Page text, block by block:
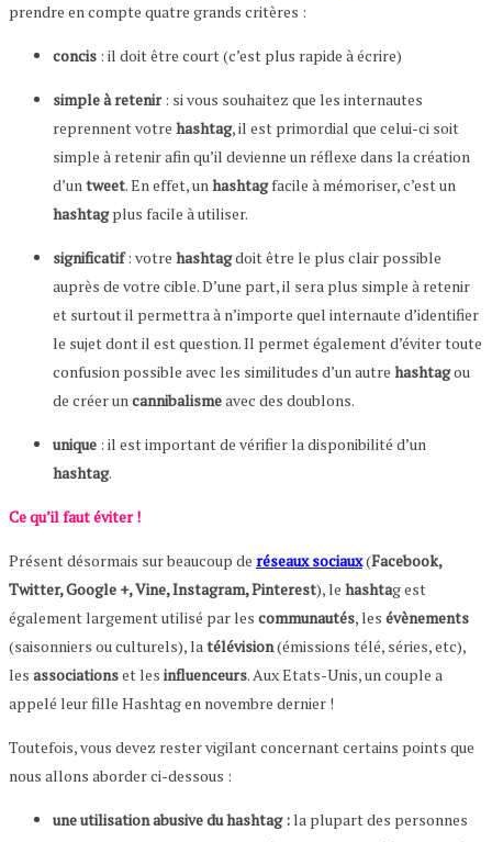
prendre en compte quatre grands critères :
concis : il doit être court (c’est plus rapide à écrire)
simple à retenir: si vous souhaitez que les internautes
reprennent votre hashtag, il est primordial que celui-ci soit
simple à retenir afin qu’il devienne un réflexe dans la création
d’untweet. En effet, unhashtagfacile à mémoriser, c’est un
hashtagplus facile à utiliser.
significatif: votre hashtagdoit être le plus clair possible
auprès de votre cible. D’une part, il sera plus simple à retenir
et surtout il permettra à n’importe quel internaute d’identifier
le sujet dont il est question. Il permet également d’éviter toute
confusion possible avec les similitudes d’un autre hashtagou
de créer uncannibalismeavec des doublons.
unique : il est important de vérifier la disponibilité d’un
hashtag.
Ce qu’il faut éviter !
Présent désormais sur beaucoup de réseaux sociaux(Facebook,
Twitter, Google +, Vine, Instagram, Pinterest), le hashtag est
également largement utilisé par les communautés, les évènements
(saisonniers ou culturels), latélévision(émissions télé, séries, etc),
les associationset les influenceurs. Aux Etats-Unis, un couple a
appelé leur fille Hashtag en novembre dernier !
Toutefois, vous devez rester vigilant concernant certains points que
nous allons aborder ci-dessous :
une utilisation abusive du hashtag :la plupart des personnes